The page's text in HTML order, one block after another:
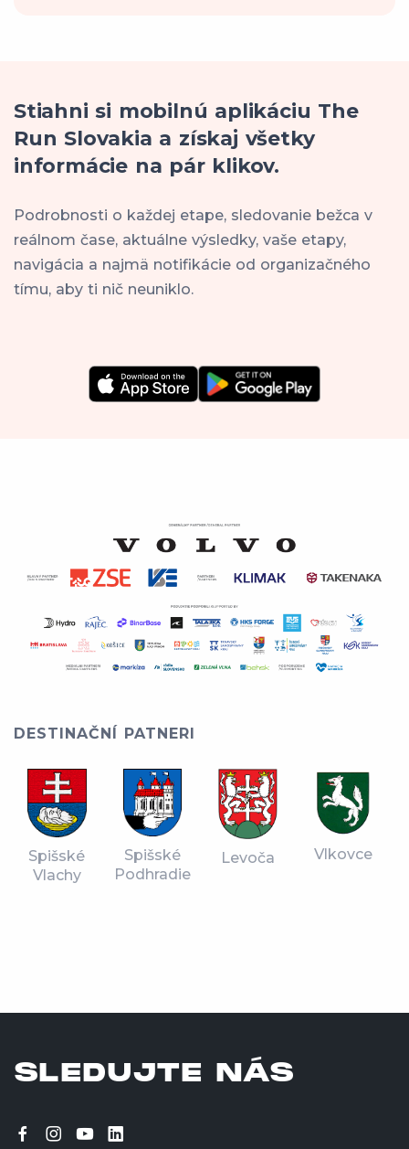
Stiahni si mobilnú aplikáciu The
Run Slovakia a získaj všetky
informácie na pár klikov.
Podrobnosti o každej etape, sledovanie bežca v
reálnom čase, aktuálne výsledky, vaše etapy,
navigácia a najmä notifikácie od organizačného
tímu, aby ti nič neuniklo.
DESTINAČNÍ PATNERI
Spišské
Vlachy
Spišské
Podhradie
Levoča Vlkovce
SLEDUJTE NÁS